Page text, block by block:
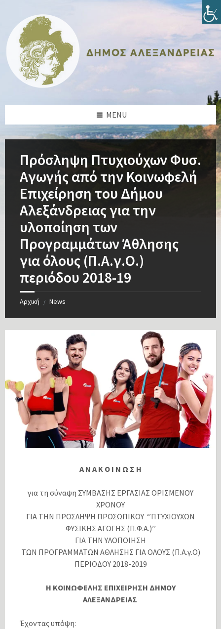
content
sidebar
sidebar
footer
MENU
Πρόσληψη Πτυχιούχων Φυσ.
Αγωγής από την Κοινωφελή
Επιχείρηση του Δήμου
Αλεξάνδρειας για την
υλοποίηση των
Προγραμμάτων Άθλησης
για όλους (Π.Α.γ.Ο.)
περιόδου 2018-19
Αρχική / News
Α Ν Α Κ Ο Ι Ν Ω Σ Η
για τη σύναψη ΣΥΜΒΑΣΗΣ ΕΡΓΑΣΙΑΣ ΟΡΙΣΜΕΝΟΥ
ΧΡΟΝΟΥ
ΓΙΑ ΤΗΝ ΠΡΟΣΛΗΨΗ ΠΡΟΣΩΠΙΚΟΥ ‘’ΠΤΥΧΙΟΥΧΩΝ
ΦΥΣΙΚΗΣ ΑΓΩΓΗΣ (Π.Φ.Α.)’’
ΓΙΑ ΤΗΝ ΥΛΟΠΟΙΗΣΗ
ΤΩΝ ΠΡΟΓΡΑΜΜΑΤΩΝ ΑΘΛΗΣΗΣ ΓΙΑ ΟΛΟΥΣ (Π.Α.γ.Ο)
ΠΕΡΙΟΔΟΥ 2018-2019
Η ΚΟΙΝΩΦΕΛΗΣ ΕΠΙΧΕΙΡΗΣΗ ΔΗΜΟΥ
ΑΛΕΞΑΝΔΡΕΙΑΣ
Έχοντας υπόψη: